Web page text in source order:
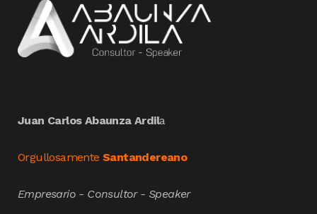
Juan Carlos Abaunza Ardila
Orgullosamente Santandereano
Empresario - Consultor - Speaker